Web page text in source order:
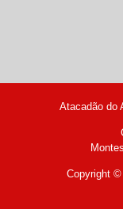
Atacadão do
Copyright ©